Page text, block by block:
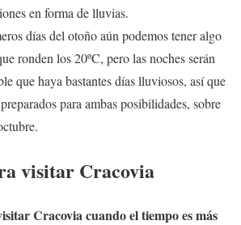
en forma de lluvias.
días del otoño aún podemos tener algo
ronden los 20ºC, pero las noches serán
que haya bastantes días lluviosos, así que
para ambas posibilidades, sobre
visitar Cracovia
Cracovia cuando el tiempo es más